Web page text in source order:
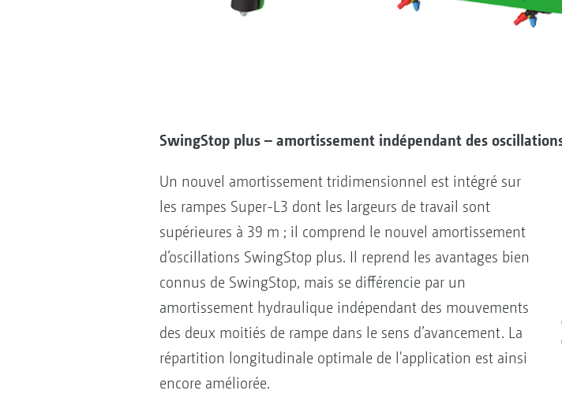
SwingStop plus – amortissement indépendant des
Un nouvel amortissement tridimensionnel est intégré sur
les rampes Super-L3 dont les largeurs de travail sont
supérieures à 39 m ; il comprend le nouvel amortissement
d’oscillations SwingStop plus. Il reprend les avantages bien
connus de SwingStop, mais se différencie par un
amortissement hydraulique indépendant des mouvements
des deux moitiés de rampe dans le sens d’avancement. La
répartition longitudinale optimale de l'application est ainsi
encore améliorée.